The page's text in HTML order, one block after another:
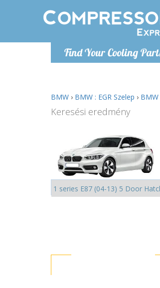
Find Your Cooling
BMW › BMW : EGR Szelep ›
Keresési eredmény